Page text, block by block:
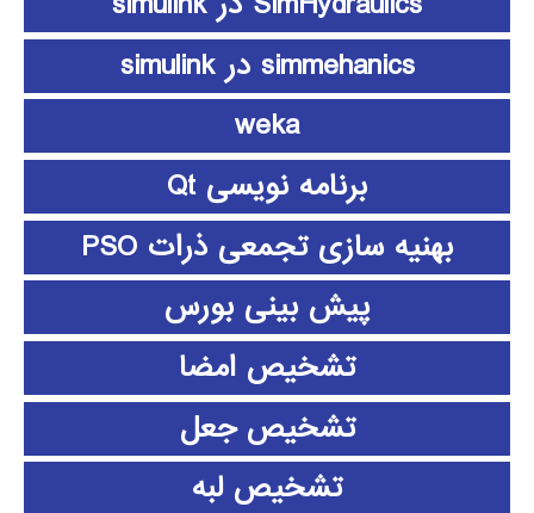
simmehanics در simulink
weka
برنامه نویسی Qt
بهنیه سازی تجمعی ذرات PSO
پیش بینی بورس
تشخیص امضا
تشخیص جعل
تشخیص لبه